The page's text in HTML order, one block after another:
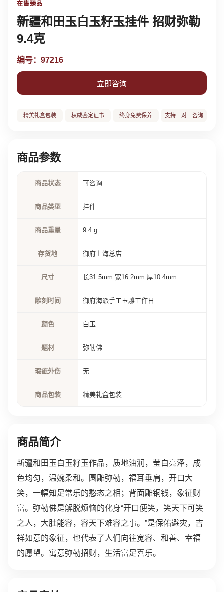
在售臻品
新疆和田玉白玉籽玉挂件 招财弥勒
9.4克
编号：97216
立即咨询
精美礼盒包装 权威鉴定证书 终身免费保养 支持一对一咨询
商品参数
商品状态 可咨询
商品类型 挂件
商品重量 9.4 g
存货地 御府上海总店
尺寸 长31.5mm 宽16.2mm 厚10.4mm
雕刻时间 御府海派手工玉雕工作日
颜色 白玉
题材 弥勒佛
瑕疵外伤 无
商品包装 精美礼盒包装
商品简介
新疆和田玉白玉籽玉作品，质地油润，莹白亮泽，成
色均匀，温婉柔和。圆雕弥勒，福耳垂肩，开口大
笑，一幅知足常乐的憨态之相；背面雕铜钱，象征财
富。弥勒佛是解脱烦恼的化身“开口便笑，笑天下可笑
之人，大肚能容，容天下难容之事。”是保佑避灾，吉
祥如意的象征，也代表了人们向往宽容、和善、幸福
的愿望。寓意弥勒招财，生活富足喜乐。